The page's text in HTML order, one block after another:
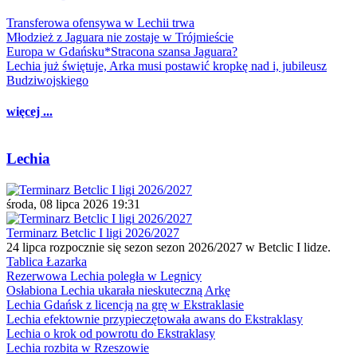
Transferowa ofensywa w Lechii trwa
Młodzież z Jaguara nie zostaje w Trójmieście
Europa w Gdańsku*Stracona szansa Jaguara?
Lechia już świętuje, Arka musi postawić kropkę nad i, jubileusz
Budziwojskiego
więcej ...
Lechia
środa, 08 lipca 2026 19:31
Terminarz Betclic I ligi 2026/2027
24 lipca rozpocznie się sezon sezon 2026/2027 w Betclic I lidze.
Tablica Łazarka
Rezerwowa Lechia poległa w Legnicy
Osłabiona Lechia ukarała nieskuteczną Arkę
Lechia Gdańsk z licencją na grę w Ekstraklasie
Lechia efektownie przypieczętowała awans do Ekstraklasy
Lechia o krok od powrotu do Ekstraklasy
Lechia rozbita w Rzeszowie